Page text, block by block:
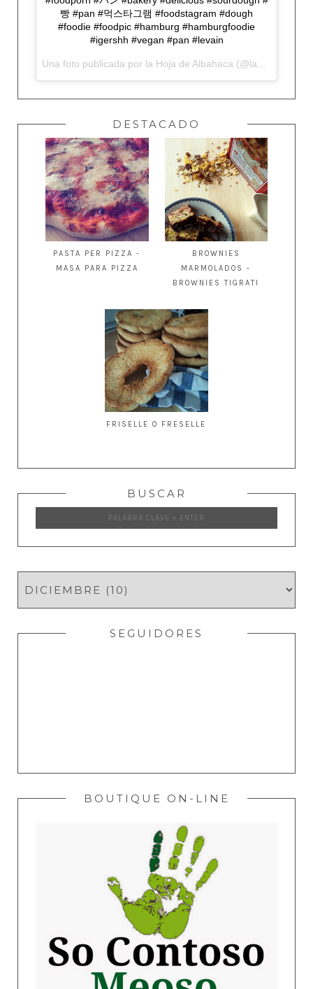
빵 #pan #먹스타그램 #foodstagram #dough
#foodie #foodpic #hamburg #hamburgfoodie
#igershh #vegan #pan #levain
Una foto publicada por la Hoja de Albahaca (@lahojadealbahaca) el
DESTACADO
PASTA PER PIZZA -
MASA PARA PIZZA
BROWNIES
MARMOLADOS -
BROWNIES TIGRATI
FRISELLE O FRESELLE
BUSCAR
SEGUIDORES
BOUTIQUE ON-LINE